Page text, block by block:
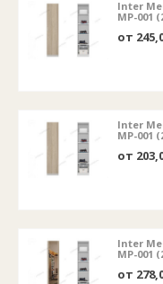
Inter
МР-001
от
Inter
МР-001
от
Inter
МР-001
от